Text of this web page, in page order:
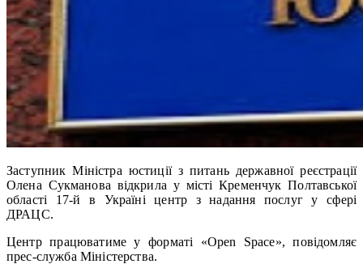
Заступник Міністра юстиції з питань державної реєстрації
Олена Сукманова відкрила у місті Кременчук Полтавської
області 17-й в Україні центр з надання послуг у сфері
ДРАЦС.
Центр працюватиме у форматі «Open Space», повідомляє
прес-служба Міністерства.